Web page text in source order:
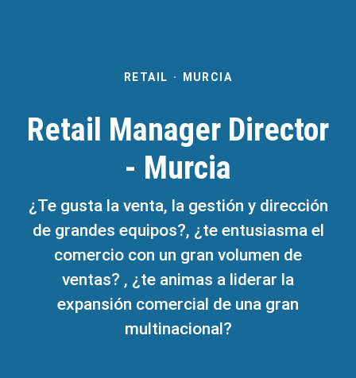
RETAIL · MURCIA
Retail Manager Director
- Murcia
¿Te gusta la venta, la gestión y dirección
de grandes equipos?, ¿te entusiasma el
comercio con un gran volumen de
ventas? , ¿te animas a liderar la
expansión comercial de una gran
multinacional?